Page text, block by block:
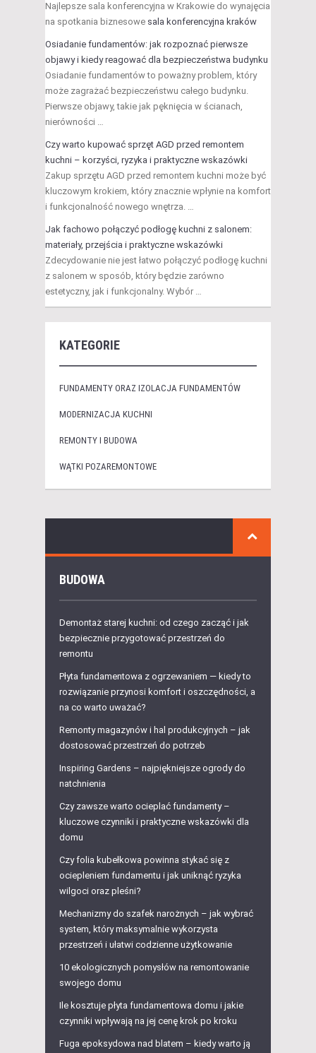
Najlepsze sala konferencyjna w Krakowie do wynajęcia
na spotkania biznesowe sala konferencyjna kraków
Osiadanie fundamentów: jak rozpoznać pierwsze
objawy i kiedy reagować dla bezpieczeństwa budynku
Osiadanie fundamentów to poważny problem, który
może zagrażać bezpieczeństwu całego budynku.
Pierwsze objawy, takie jak pęknięcia w ścianach,
nierówności …
Czy warto kupować sprzęt AGD przed remontem
kuchni – korzyści, ryzyka i praktyczne wskazówki
Zakup sprzętu AGD przed remontem kuchni może być
kluczowym krokiem, który znacznie wpłynie na komfort
i funkcjonalność nowego wnętrza. …
Jak fachowo połączyć podłogę kuchni z salonem:
materiały, przejścia i praktyczne wskazówki
Zdecydowanie nie jest łatwo połączyć podłogę kuchni
z salonem w sposób, który będzie zarówno
estetyczny, jak i funkcjonalny. Wybór …
KATEGORIE
FUNDAMENTY ORAZ IZOLACJA FUNDAMENTÓW
MODERNIZACJA KUCHNI
REMONTY I BUDOWA
WĄTKI POZAREMONTOWE
BUDOWA
Demontaż starej kuchni: od czego zacząć i jak
bezpiecznie przygotować przestrzeń do
remontu
Płyta fundamentowa z ogrzewaniem — kiedy to
rozwiązanie przynosi komfort i oszczędności, a
na co warto uważać?
Remonty magazynów i hal produkcyjnych – jak
dostosować przestrzeń do potrzeb
Inspiring Gardens – najpiękniejsze ogrody do
natchnienia
Czy zawsze warto ocieplać fundamenty –
kluczowe czynniki i praktyczne wskazówki dla
domu
Czy folia kubełkowa powinna stykać się z
ociepleniem fundamentu i jak uniknąć ryzyka
wilgoci oraz pleśni?
Mechanizmy do szafek narożnych – jak wybrać
system, który maksymalnie wykorzysta
przestrzeń i ułatwi codzienne użytkowanie
10 ekologicznych pomysłów na remontowanie
swojego domu
Ile kosztuje płyta fundamentowa domu i jakie
czynniki wpływają na jej cenę krok po kroku
Fuga epoksydowa nad blatem – kiedy warto ją